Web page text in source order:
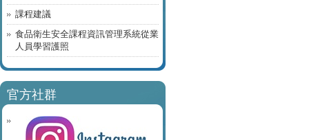
課程建議
食品衛生安全課程資訊管理系統從業
人員學習護照
官方社群